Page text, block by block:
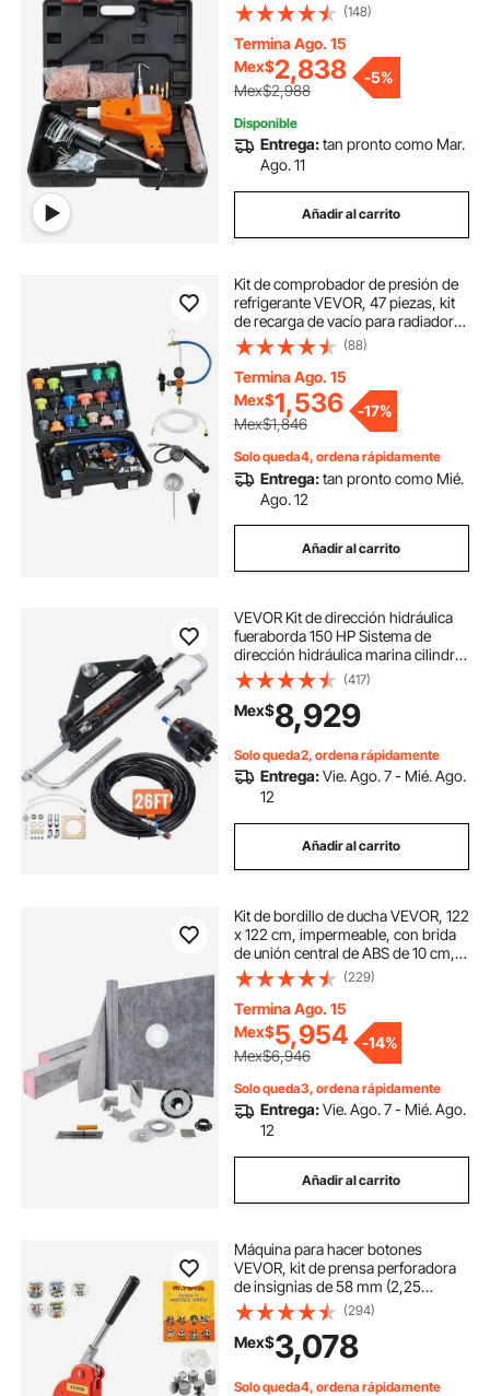
soldador de pernos por puntos de
800 VA, kit de soldador de pernos
de 110 V, kit de extractor de
abolladuras con pistola de pernos y
accesorios completos, soldador de
abolladuras para reparación de
carrocerías.
(148)
Termina Ago. 15
Mex$2,838
Mex$2,988
-5%
Disponible
Entrega:tan pronto como Mar.
Ago. 11
Añadir al carrito
Kit de comprobador de presión de
refrigerante VEVOR, 47 piezas, kit
de recarga de vacío para radiador
con 3 adaptadores metálicos,
ajuste universal, comprobador de
presión del sistema de refrigeración
automotriz, con bomba de presión
y llenador de aluminio y plástico.
(88)
Termina Ago. 15
Mex$1,536
Mex$1,846
-17%
Solo queda4, ordena rápidamente
Entrega:tan pronto como Mié.
Ago. 12
Añadir al carrito
VEVOR Kit de dirección hidráulica
fueraborda 150 HP Sistema de
dirección hidráulica marina cilindro
de bloqueo bidireccional manguera
de 26 pies para barcos de un solo
motor de una sola estación
(417)
Mex$8,929
Solo queda2, ordena rápidamente
Entrega:Vie. Ago. 7 - Mié. Ago.
12
Añadir al carrito
Kit de bordillo de ducha VEVOR, 122
x 122 cm, impermeable, con brida
de unión central de ABS de 10 cm,
rejilla de acero inoxidable de 10 cm,
2 bordillos de ducha cortables y
llana, barras de inclinación para
plato de ducha aptas para baño.
(229)
Termina Ago. 15
Mex$5,954
Mex$6,946
-14%
Solo queda3, ordena rápidamente
Entrega:Vie. Ago. 7 - Mié. Ago.
12
Añadir al carrito
Máquina para hacer botones
VEVOR, kit de prensa perforadora
de insignias de 58 mm (2,25
pulgadas), máquina para hacer pins
de regalo para niños, suministros
para hacer botones con 500 piezas
de botones, cortador circular y libro
mágico
(294)
Mex$3,078
Solo queda4, ordena rápidamente